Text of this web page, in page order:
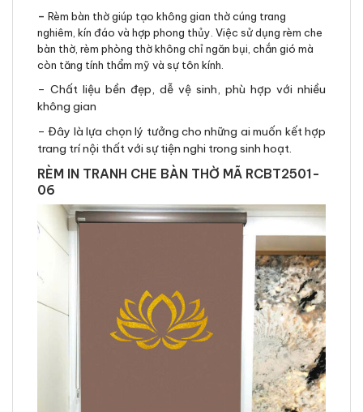
– Rèm bàn thờ giúp tạo không gian thờ cúng trang
nghiêm, kín đáo và hợp phong thủy. Việc sử dụng rèm che
bàn thờ, rèm phòng thờ không chỉ ngăn bụi, chắn gió mà
còn tăng tính thẩm mỹ và sự tôn kính.
– Chất liệu bền đẹp, dễ vệ sinh, phù hợp với nhiều
không gian
– Đây là lựa chọn lý tưởng cho những ai muốn kết hợp
trang trí nội thất với sự tiện nghi trong sinh hoạt.
RÈM IN TRANH CHE BÀN THỜ MÃ RCBT2501-
06